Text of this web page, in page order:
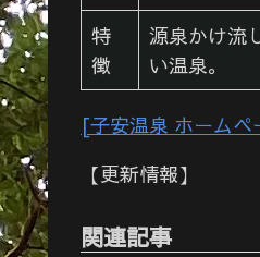
特
徴
源泉かけ流
い温泉。
[子安温泉 ホームペ
【更新情報】
関連記事